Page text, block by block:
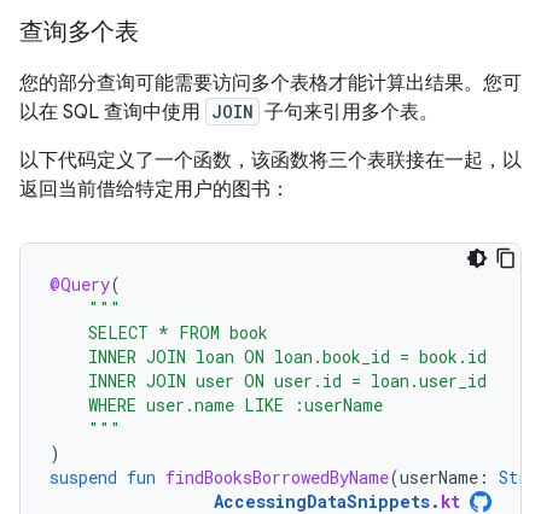
查询多个表
您的部分查询可能需要访问多个表格才能计算出结果。您可
以在 SQL 查询中使用 JOIN 子句来引用多个表。
以下代码定义了一个函数，该函数将三个表联接在一起，以
返回当前借给特定用户的图书：
@Query(
"""
    SELECT * FROM book
    INNER JOIN loan ON loan.book_id = book.id
    INNER JOIN user ON user.id = loan.user_id
    WHERE user.name LIKE :userName
    """
)
suspend fun findBooksBorrowedByName(userName :
AccessingDataSnippets. kt